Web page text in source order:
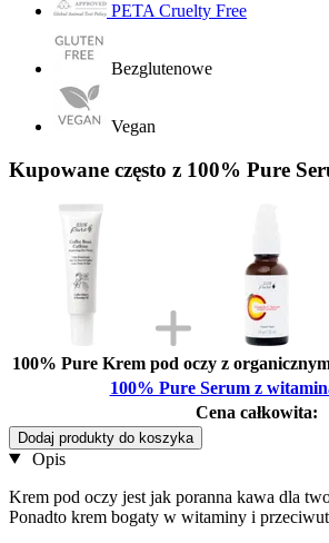
PETA Cruelty Free
Bezglutenowe
Vegan
Kupowane często z 100% Pure
100% Pure Krem pod oczy z
100% Pure Serum z
Cena całkowita:
Dodaj produkty do koszyka
Opis
Krem ​​pod oczy jest jak poranna kawa dla
Ponadto krem ​​bogaty w witaminy i